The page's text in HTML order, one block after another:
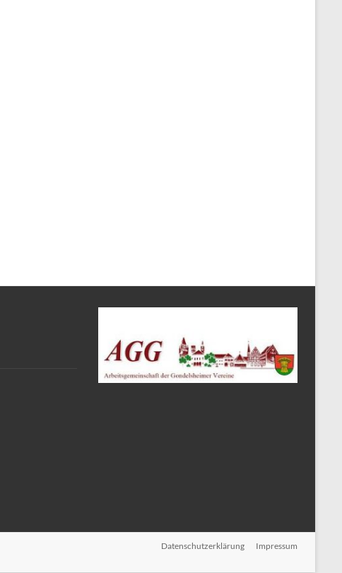
Datenschutzerklärung Impressum